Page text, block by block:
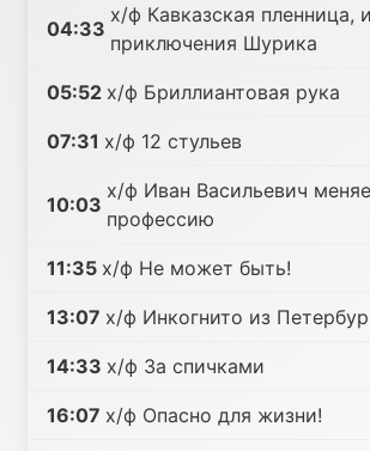
04:33
х/ф Кавказская пленница,
приключения Шурика
05:52 х/ф Бриллиантовая рука
07:31 х/ф 12 стульев
10:03
х/ф Иван Васильевич
профессию
11:35 х/ф Не может быть!
13:07 х/ф Инкогнито из
14:33 х/ф За спичками
16:07 х/ф Опасно для жизни!